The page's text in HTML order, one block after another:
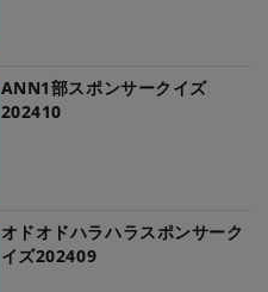
ANN1部スポンサークイズ
202410
オドオドハラハラスポンサーク
イズ202409